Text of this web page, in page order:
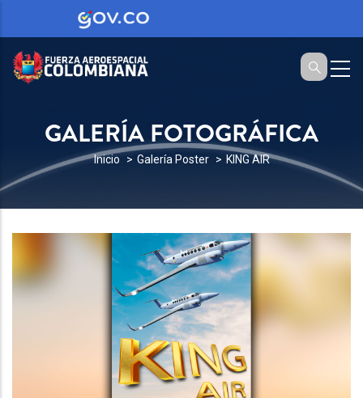
GALERÍA FOTOGRÁFICA
SOBRESCRIBIR
DE
AYUDA
A
LA
NAVEGACIÓN
Inicio Galería Poster KING AIR